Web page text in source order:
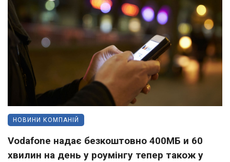
НОВИНИ КОМПАНІЙ
Vodafone надає безкоштовно 400МБ и 60
хвилин на день у роумінгу тепер також у